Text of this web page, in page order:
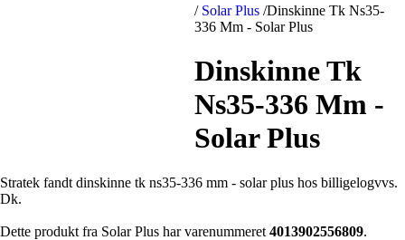
/ Solar Plus /Dinskinne Tk Ns35-
336 Mm - Solar Plus
Dinskinne Tk
Ns35-336 Mm -
Solar Plus
Stratek fandt dinskinne tk ns35-336 mm - solar plus hos billigelogvvs.
Dk.
Dette produkt fra Solar Plus har varenummeret 4013902556809.